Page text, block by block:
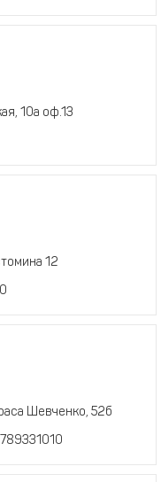
10а оф.13
12
Шевченко, 52б